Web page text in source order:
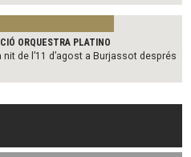
ORQUESTRA PLATINO
de l’11 d’agost a Burjassot després